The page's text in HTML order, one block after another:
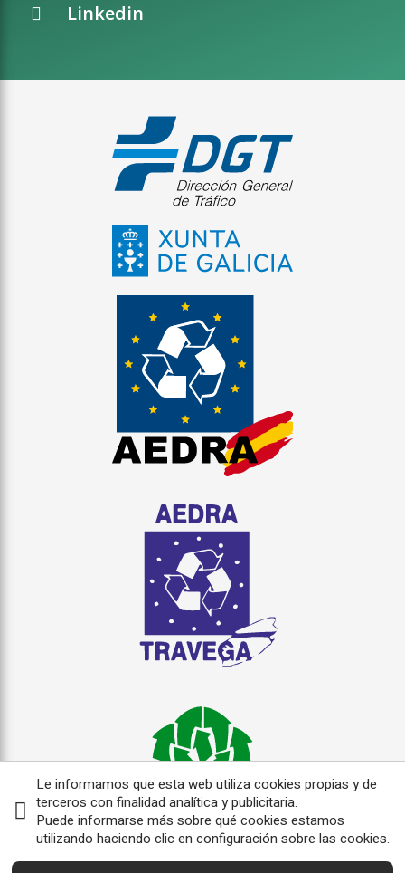
Linkedin
Le informamos que esta web utiliza cookies propias y de
terceros con finalidad analítica y publicitaria.
Puede informarse más sobre qué cookies estamos
utilizando haciendo clic en configuración sobre las cookies.